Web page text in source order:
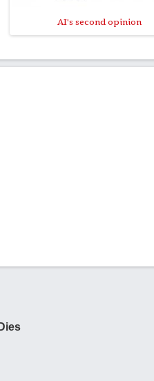
AI's second opinion